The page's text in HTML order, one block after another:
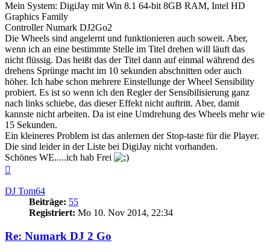
Mein System: DigiJay mit Win 8.1 64-bit 8GB RAM, Intel HD
Graphics Family
Controller Numark DJ2Go2
Die Wheels sind angelernt und funktionieren auch soweit. Aber,
wenn ich an eine bestimmte Stelle im Titel drehen will läuft das
nicht flüssig. Das heißt das der Titel dann auf einmal während des
drehens Sprünge macht im 10 sekunden abschnitten oder auch
höher. Ich habe schon mehrere Einstellunge der Wheel Sensibility
probiert. Es ist so wenn ich den Regler der Sensibilisierung ganz
nach links schiebe, das dieser Effekt nicht auftritt. Aber, damit
kannste nicht arbeiten. Da ist eine Umdrehung des Wheels mehr wie
15 Sekunden.
Ein kleineres Problem ist das anlernen der Stop-taste für die Player.
Die sind leider in der Liste bei DigiJay nicht vorhanden.
Schönes WE.....ich hab Frei
DJ Tom64
Beiträge: 55
Registriert: Mo 10. Nov 2014, 22:34
Re: Numark DJ 2 Go